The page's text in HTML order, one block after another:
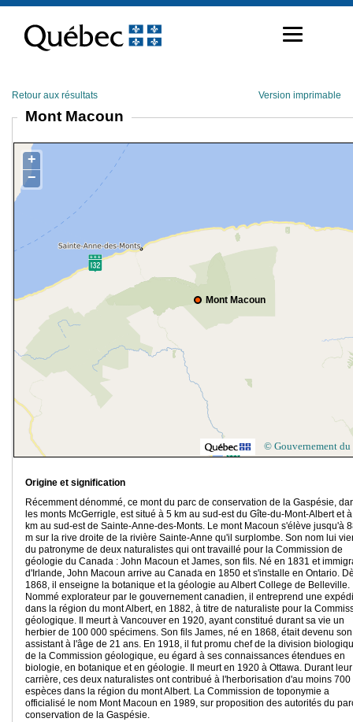
contenu
Retour aux résultats Version imprimable
Mont Macoun
Mont Macoun
+
−
© Gouvernement du
Origine et signification
Récemment dénommé, ce mont du parc de conservation de la Gaspésie,
les monts McGerrigle, est situé à 5 km au sud-est du Gîte-du-Mont-Albert et
km au sud-est de Sainte-Anne-des-Monts. Le mont Macoun s'élève jusqu'à
m sur la rive droite de la rivière Sainte-Anne qu'il surplombe. Son nom lui
du patronyme de deux naturalistes qui ont travaillé pour la Commission de
géologie du Canada : John Macoun et James, son fils. Né en 1831 et
d'Irlande, John Macoun arrive au Canada en 1850 et s'installe en Ontario.
1868, il enseigne la botanique et la géologie au Albert College de Belleville.
Nommé explorateur par le gouvernement canadien, il entreprend une
dans la région du mont Albert, en 1882, à titre de naturaliste pour la
géologique. Il meurt à Vancouver en 1920, ayant constitué durant sa vie un
herbier de 100 000 spécimens. Son fils James, né en 1868, était devenu son
assistant à l'âge de 21 ans. En 1918, il fut promu chef de la division
de la Commission géologique, eu égard à ses connaissances étendues en
biologie, en botanique et en géologie. Il meurt en 1920 à Ottawa. Durant leur
carrière, ces deux naturalistes ont contribué à l'herborisation d'au moins 700
espèces dans la région du mont Albert. La Commission de toponymie a
officialisé le nom Mont Macoun en 1989, sur proposition des autorités du
conservation de la Gaspésie.